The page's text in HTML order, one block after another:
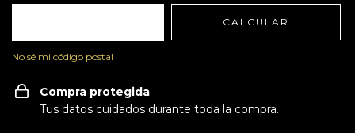
CALCULAR
No sé mi código postal
Compra protegida
Tus datos cuidados durante toda la compra.